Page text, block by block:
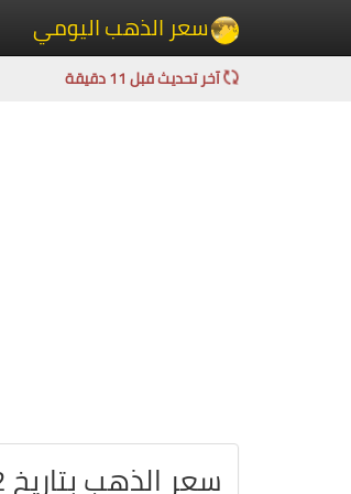
سعر الذهب اليومي
آخر تحديث قبل 11 دقيقة
سعر الذهب بتاريخ 02-12-2025 في الولايات المتحدة بالدولار